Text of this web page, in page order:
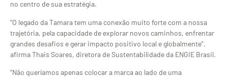
no centro de sua estratégia.
“O legado da Tamara tem uma conexão muito forte com a nossa
trajetória, pela capacidade de explorar novos caminhos, enfrentar
grandes desafios e gerar impacto positivo local e globalmente”,
afirma Thais Soares, diretora de Sustentabilidade da ENGIE Brasil.
“Não queríamos apenas colocar a marca ao lado de uma